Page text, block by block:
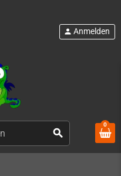
search
person Anmelden
0